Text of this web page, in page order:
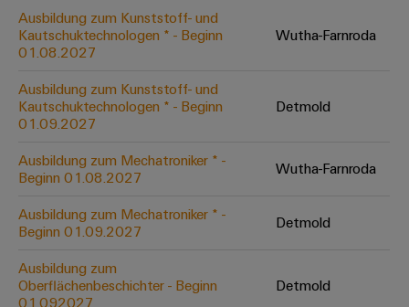
Öl
&
Sicherer
Betrieb
mit
Lösungen
für
Prozessindustrie
Mehr
Ressourceneffizienz
durch
Industrial
Automation
Industrial
IoT
Industrial
Security
Industrial
Service
Platform
easyConnect
I/O-
Systeme
Industrial
Ethernet
Touch-
Panels
Engineering-
Visualisierungstools
Webinare
PSIRT
Digitale
Bestellmöglichkeiten
eShop
OCI-
EDI-
Automation
Solution
finden
Solution
Partner
-
Systemintegratoren
Messen
&
Stellenbörse
Entwicklung
Ausbildung zum Kunststoff- und
Kautschuktechnologen * - Beginn
01.08.2027
Wutha-Farnroda
Ausbildung zum Kunststoff- und
Kautschuktechnologen * - Beginn
01.09.2027
Detmold
Ausbildung zum Mechatroniker * -
Beginn 01.08.2027
Wutha-Farnroda
Ausbildung zum Mechatroniker * -
Beginn 01.09.2027
Detmold
Ausbildung zum
Oberflächenbeschichter - Beginn
01.092027
Detmold